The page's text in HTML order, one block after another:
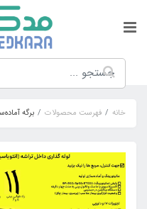
خانه فهرست محصولات برگه